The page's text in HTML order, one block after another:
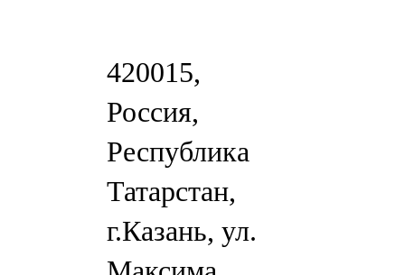
420015,
Россия,
Республика
Татарстан,
г.Казань, ул.